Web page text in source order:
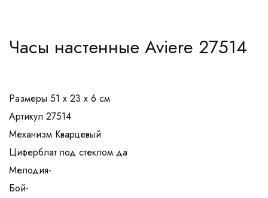
Часы настенные Aviere 27514
Размеры 51 x 23 x 6 см
Артикул 27514
Механизм Кварцевый
Циферблат под стеклом да
Мелодия-
Бой-